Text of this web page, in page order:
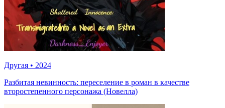
Другая • 2024
Разбитая невинность: переселение в роман в качестве
второстепенного персонажа (Новелла)